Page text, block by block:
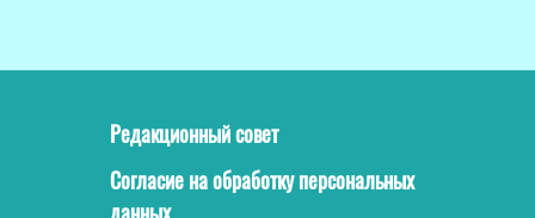
Редакционный совет
Согласие на обработку персональных